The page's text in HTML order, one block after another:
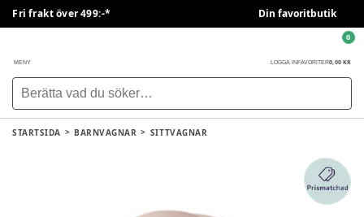
Fri frakt över 499:-* Din favoritbutik
MENY LOGGA IN FAVORITER0,00 KR
0
STARTSIDA BARNVAGNAR SITTVAGNAR